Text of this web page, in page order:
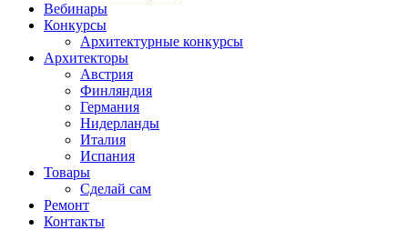
Вебинары
Конкурсы
Архитектурные конкурсы
Архитекторы
Австрия
Финляндия
Германия
Нидерланды
Италия
Испания
Товары
Сделай сам
Ремонт
Контакты